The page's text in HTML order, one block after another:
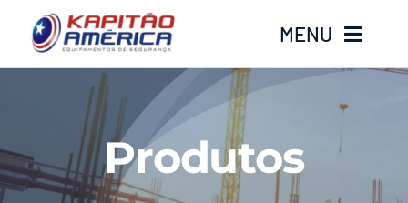
o
MENU
Produtos Produtos